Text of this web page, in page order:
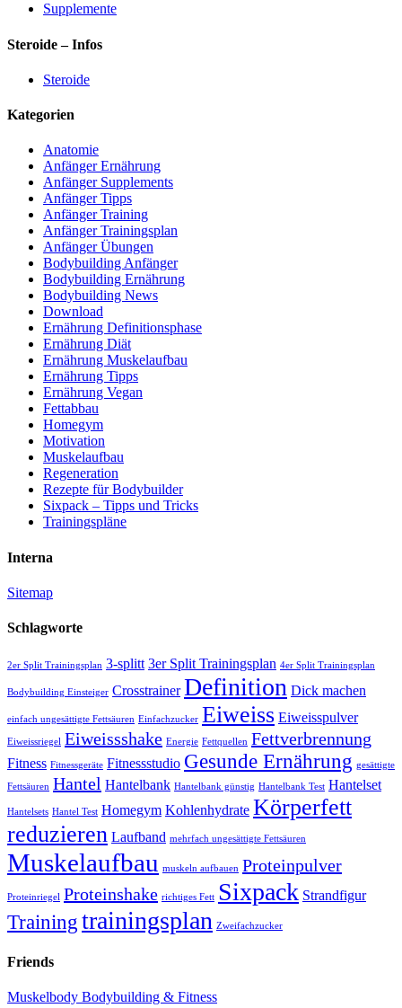
Supplemente
Steroide – Infos
Steroide
Kategorien
Anatomie
Anfänger Ernährung
Anfänger Supplements
Anfänger Tipps
Anfänger Training
Anfänger Trainingsplan
Anfänger Übungen
Bodybuilding Anfänger
Bodybuilding Ernährung
Bodybuilding News
Download
Ernährung Definitionsphase
Ernährung Diät
Ernährung Muskelaufbau
Ernährung Tipps
Ernährung Vegan
Fettabbau
Homegym
Motivation
Muskelaufbau
Regeneration
Rezepte für Bodybuilder
Sixpack – Tipps und Tricks
Trainingspläne
Interna
Sitemap
Schlagworte
2er Split Trainingsplan 3-splitt 3er Split Trainingsplan 4er Split Trainingsplan
Bodybuilding Einsteiger Crosstrainer Definition Dick machen
einfach ungesättigte Fettsäuren Einfachzucker Eiweiss Eiweisspulver
Eiweissriegel Eiweissshake Energie Fettquellen Fettverbrennung
Fitness Fitnessgeräte Fitnessstudio Gesunde Ernährung gesättigte
Fettsäuren Hantel Hantelbank Hantelbank günstig Hantelbank Test Hantelset
Hantelsets Hantel Test Homegym Kohlenhydrate Körperfett
reduzieren Laufband mehrfach ungesättigte Fettsäuren
Muskelaufbau muskeln aufbauen Proteinpulver
Proteinriegel Proteinshake richtiges Fett Sixpack Strandfigur
Trainingtrainingsplan Zweifachzucker
Friends
Muskelbody Bodybuilding & Fitness